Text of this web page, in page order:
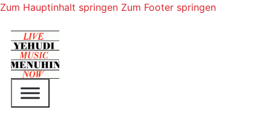
Zum Hauptinhalt springen Zum Footer springen